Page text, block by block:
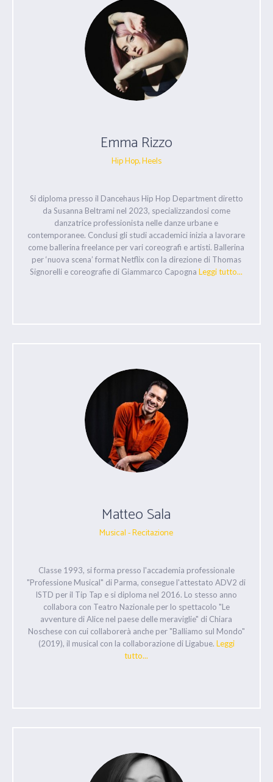
Emma Rizzo
Hip Hop, Heels
Si diploma presso il Dancehaus Hip Hop Department diretto
da Susanna Beltrami nel 2023, specializzandosi come
danzatrice professionista nelle danze urbane e
contemporanee. Conclusi gli studi accademici inizia a lavorare
come ballerina freelance per vari coreografi e artisti. Ballerina
per ‘nuova scena’ format Netflix con la direzione di Thomas
Signorelli e coreografie di Giammarco CapognaLeggi tutto...
Matteo Sala
Musical - Recitazione
Classe 1993, si forma presso l'accademia professionale
"Professione Musical" di Parma, consegue l'attestato ADV2 di
ISTD per il Tip Tap e si diploma nel 2016. Lo stesso anno
collabora con Teatro Nazionale per lo spettacolo "Le
avventure di Alice nel paese delle meraviglie" di Chiara
Noschese con cui collaborerà anche per "Balliamo sul Mondo"
(2019), il musical con la collaborazione di Ligabue. Leggi
tutto...